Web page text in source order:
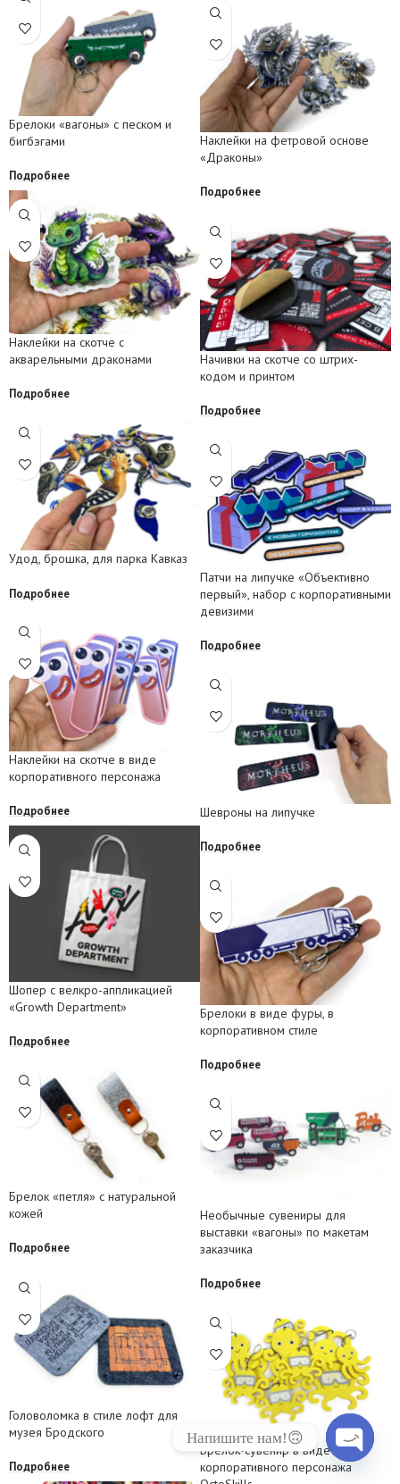
Брелоки «вагоны» с песком и
бигбэгами
Подробнее
Наклейки на фетровой основе
«Драконы»
Подробнее
Наклейки на скотче с
акварельными драконами
Подробнее
Начивки на скотче со штрих-
кодом и принтом
Подробнее
Удод, брошка, для парка Кавказ
Подробнее
Патчи на липучке «Объективно
первый», набор с корпоративными
девизими
Подробнее
Наклейки на скотче в виде
корпоративного персонажа
Подробнее Шевроны на липучке
Подробнее
Шопер с велкро-аппликацией
«Growth Department»
Подробнее
Брелоки в виде фуры, в
корпоративном стиле
Подробнее
Брелок «петля» с натуральной
кожей
Подробнее
Необычные сувениры для
выставки «вагоны» по макетам
заказчика
Подробнее
Головоломка в стиле лофт для
музея Бродского
Подробнее
Брелок-сувенир в виде
корпоративного персонажа
Напишите нам!🙃
Open